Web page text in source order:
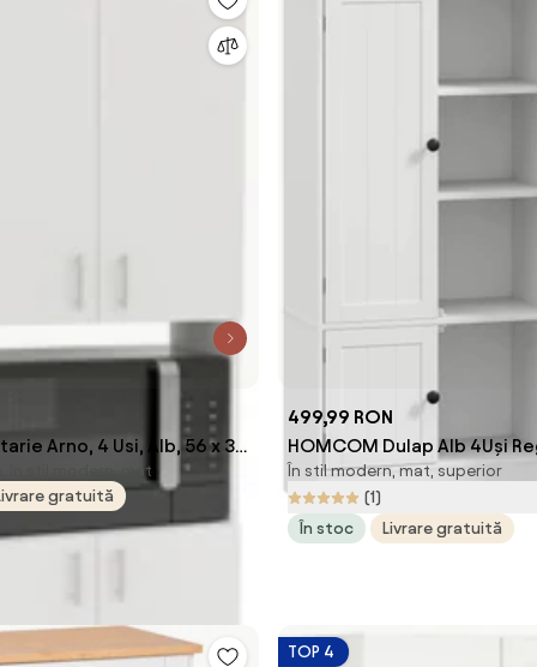
Arno, 4 Usi, Alb, 56 x 30
în stil modern, mat
gratuită
499,99 RON
HOMCOM Dulap Alb 4Uși
Aosom Romania
În stil modern, mat, superior
(1)
În stoc
Livrare gratuită
TOP 4